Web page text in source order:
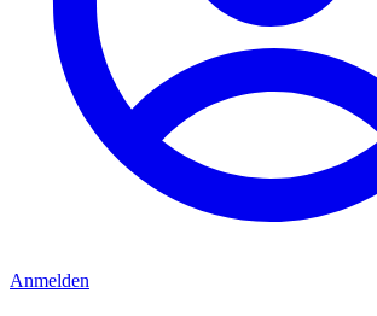
Anmelden